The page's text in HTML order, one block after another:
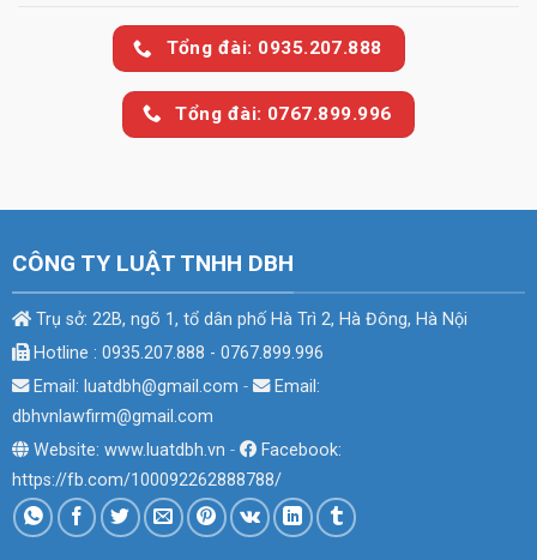
Tổng đài: 0935.207.888
Tổng đài: 0767.899.996
CÔNG TY LUẬT TNHH DBH
Trụ sở: 22B, ngõ 1, tổ dân phố Hà Trì 2, Hà Đông, Hà Nội
Hotline : 0935.207.888 - 0767.899.996
Email: luatdbh@gmail.com -
Email:
dbhvnlawfirm@gmail.com
Website: www.luatdbh.vn -
Facebook:
https://fb.com/100092262888788/